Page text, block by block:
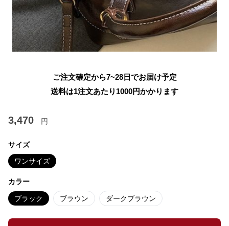
ご注文確定から7~28日でお届け予定
送料は1注文あたり 1000円かかります
3,470 円
サイズ
ワンサイズ
カラー
ブラック ブラウン ダークブラウン